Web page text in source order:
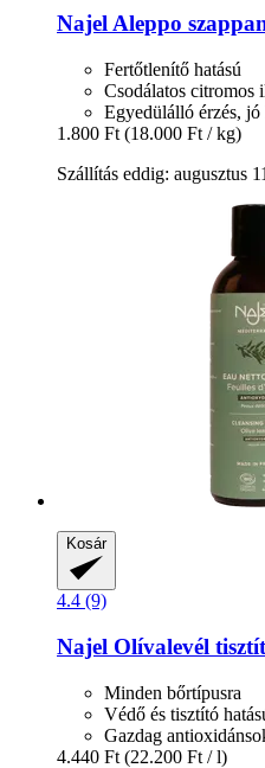
Najel Aleppo
Fertőtlenítő hatású
Csodálatos citromos
Egyedülálló érzés, jó
1.800 Ft (18.000 Ft / kg)
Szállítás eddig: augusztus
Kosár
4.4 (9)
Najel Olívalevél
Minden bőrtípusra
Védő és tisztító
Gazdag
4.440 Ft (22.200 Ft / l)